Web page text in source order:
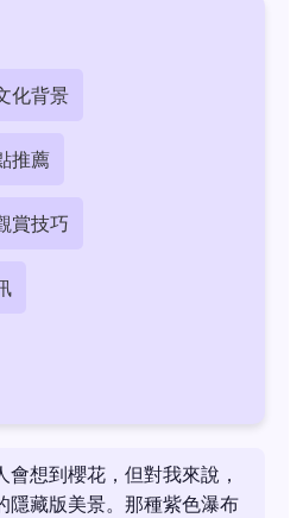
化背景
推薦
賞技巧
想到櫻花，但對我來說，
隱藏版美景。那種紫色瀑布